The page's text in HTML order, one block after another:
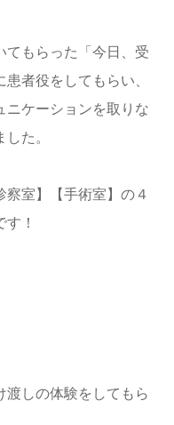
てもらった「今日、受
者役をしてもらい、
ニケーションを取りな
た。
察室】【手術室】の４
！
渡しの体験をしてもら